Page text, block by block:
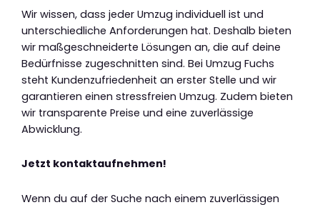
Wir wissen, dass jeder Umzug individuell ist und
unterschiedliche Anforderungen hat. Deshalb bieten
wir maßgeschneiderte Lösungen an, die auf deine
Bedürfnisse zugeschnitten sind. Bei Umzug Fuchs
steht Kundenzufriedenheit an erster Stelle und wir
garantieren einen stressfreien Umzug. Zudem bieten
wir transparente Preise und eine zuverlässige
Abwicklung.
Jetzt kontaktaufnehmen!
Wenn du auf der Suche nach einem zuverlässigen